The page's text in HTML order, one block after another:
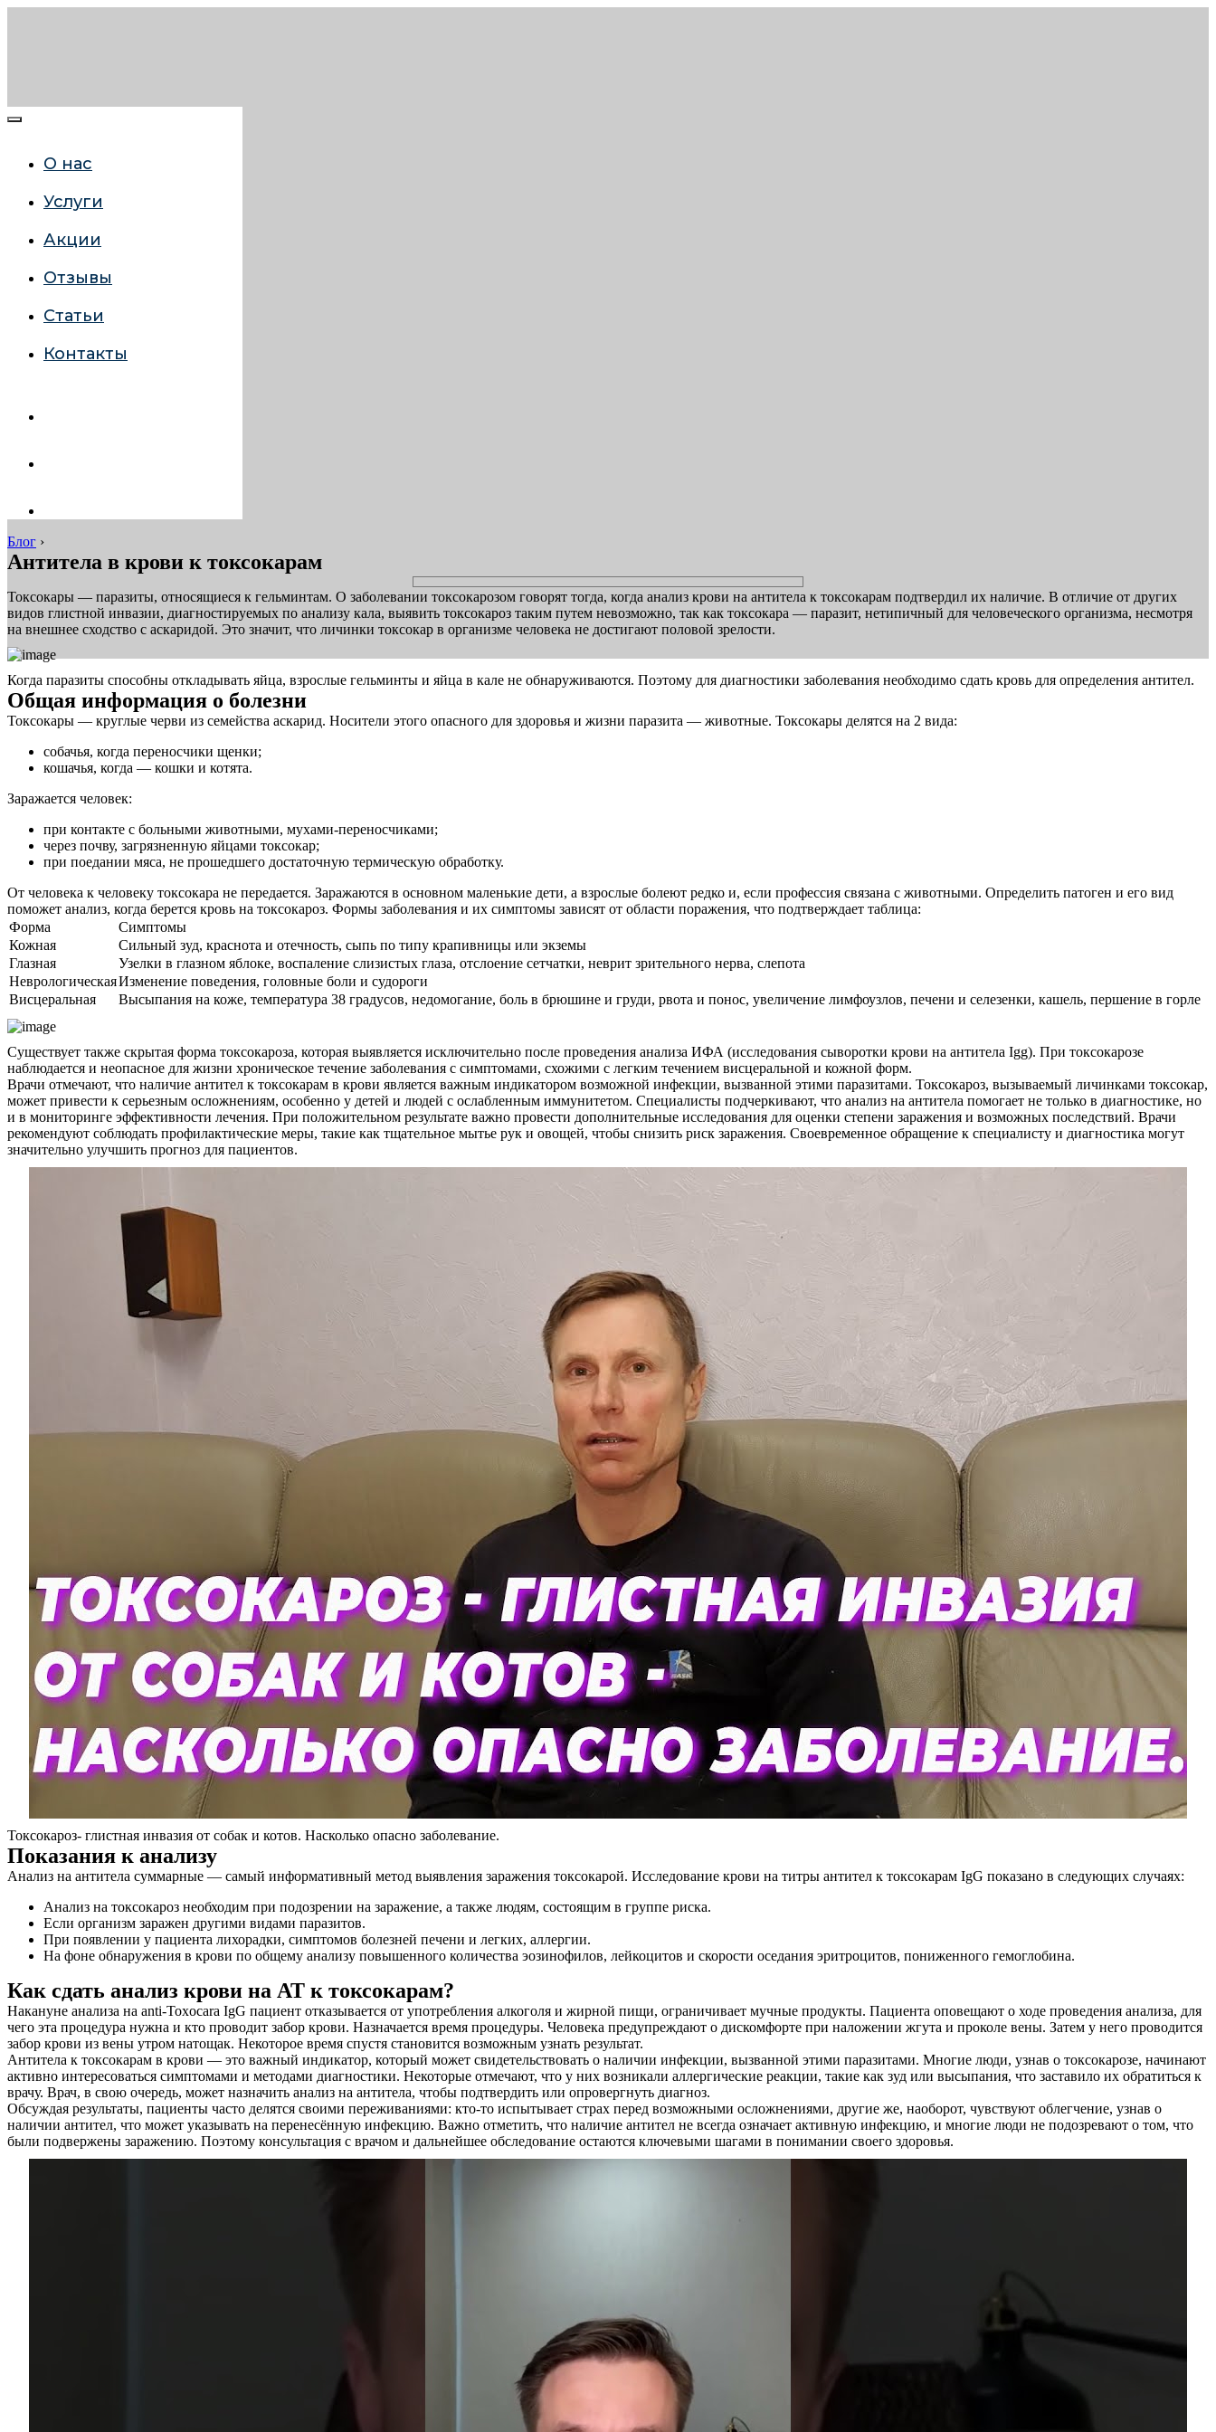
О нас
Услуги
Акции
Отзывы
Статьи
О нас
Услуги
Акции
Отзывы
Статьи
Контакты
Блог ›
Антитела в крови к токсокарам
Токсокары — паразиты, относящиеся к гельминтам. О заболевании токсокарозом говорят тогда, когда анализ крови на антитела к токсокарам подтвердил их наличие. В отличие от других
видов глистной инвазии, диагностируемых по анализу кала, выявить токсокароз таким путем невозможно, так как токсокара — паразит, нетипичный для человеческого организма, несмотря
на внешнее сходство с аскаридой. Это значит, что личинки токсокар в организме человека не достигают половой зрелости.
Когда паразиты способны откладывать яйца, взрослые гельминты и яйца в кале не обнаруживаются. Поэтому для диагностики заболевания необходимо сдать кровь для определения антител.
Общая информация о болезни
Токсокары — круглые черви из семейства аскарид. Носители этого опасного для здоровья и жизни паразита — животные. Токсокары делятся на 2 вида:
собачья, когда переносчики щенки;
кошачья, когда — кошки и котята.
Заражается человек:
при контакте с больными животными, мухами-переносчиками;
через почву, загрязненную яйцами токсокар;
при поедании мяса, не прошедшего достаточную термическую обработку.
От человека к человеку токсокара не передается. Заражаются в основном маленькие дети, а взрослые болеют редко и, если профессия связана с животными. Определить патоген и его вид
поможет анализ, когда берется кровь на токсокароз. Формы заболевания и их симптомы зависят от области поражения, что подтверждает таблица:
Форма
Симптомы
Кожная
Сильный зуд, краснота и отечность, сыпь по типу крапивницы или экземы
Глазная
Узелки в глазном яблоке, воспаление слизистых глаза, отслоение сетчатки, неврит зрительного нерва, слепота
НеврологическаяИзменение поведения, головные боли и судороги
Висцеральная
Высыпания на коже, температура 38 градусов, недомогание, боль в брюшине и груди, рвота и понос, увеличение лимфоузлов, печени и селезенки, кашель, першение в горле
Существует также скрытая форма токсокароза, которая выявляется исключительно после проведения анализа ИФА (исследования сыворотки крови на антитела Igg). При токсокарозе
наблюдается и неопасное для жизни хроническое течение заболевания с симптомами, схожими с легким течением висцеральной и кожной форм.
Врачи отмечают, что наличие антител к токсокарам в крови является важным индикатором возможной инфекции, вызванной этими паразитами. Токсокароз, вызываемый личинками токсокар,
может привести к серьезным осложнениям, особенно у детей и людей с ослабленным иммунитетом. Специалисты подчеркивают, что анализ на антитела помогает не только в диагностике, но
и в мониторинге эффективности лечения. При положительном результате важно провести дополнительные исследования для оценки степени заражения и возможных последствий. Врачи
рекомендуют соблюдать профилактические меры, такие как тщательное мытье рук и овощей, чтобы снизить риск заражения. Своевременное обращение к специалисту и диагностика могут
значительно улучшить прогноз для пациентов.
Токсокароз- глистная инвазия от собак и котов. Насколько опасно заболевание.
Показания к анализу
Анализ на антитела суммарные — самый информативный метод выявления заражения токсокарой. Исследование крови на титры антител к токсокарам IgG показано в следующих случаях:
Анализ на токсокароз необходим при подозрении на заражение, а также людям, состоящим в группе риска.
Если организм заражен другими видами паразитов.
При появлении у пациента лихорадки, симптомов болезней печени и легких, аллергии.
На фоне обнаружения в крови по общему анализу повышенного количества эозинофилов, лейкоцитов и скорости оседания эритроцитов, пониженного гемоглобина.
Как сдать анализ крови на АТ к токсокарам?
Накануне анализа на anti-Toxocara IgG пациент отказывается от употребления алкоголя и жирной пищи, ограничивает мучные продукты. Пациента оповещают о ходе проведения анализа, для
чего эта процедура нужна и кто проводит забор крови. Назначается время процедуры. Человека предупреждают о дискомфорте при наложении жгута и проколе вены. Затем у него проводится
забор крови из вены утром натощак. Некоторое время спустя становится возможным узнать результат.
Антитела к токсокарам в крови — это важный индикатор, который может свидетельствовать о наличии инфекции, вызванной этими паразитами. Многие люди, узнав о токсокарозе, начинают
активно интересоваться симптомами и методами диагностики. Некоторые отмечают, что у них возникали аллергические реакции, такие как зуд или высыпания, что заставило их обратиться к
врачу. Врач, в свою очередь, может назначить анализ на антитела, чтобы подтвердить или опровергнуть диагноз.
Обсуждая результаты, пациенты часто делятся своими переживаниями: кто-то испытывает страх перед возможными осложнениями, другие же, наоборот, чувствуют облегчение, узнав о
наличии антител, что может указывать на перенесённую инфекцию. Важно отметить, что наличие антител не всегда означает активную инфекцию, и многие люди не подозревают о том, что
были подвержены заражению. Поэтому консультация с врачом и дальнейшее обследование остаются ключевыми шагами в понимании своего здоровья.